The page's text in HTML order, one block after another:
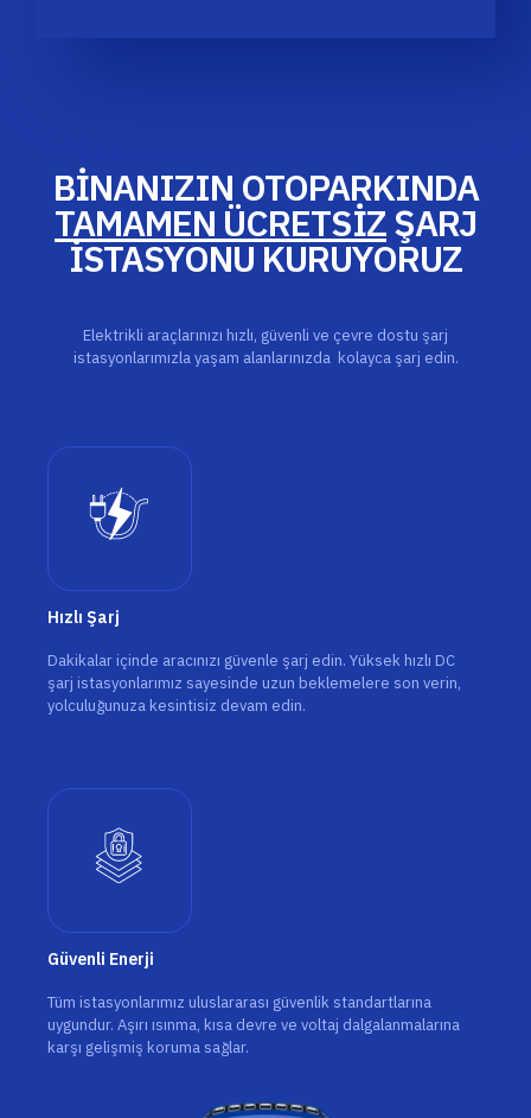
BİNANIZIN OTOPARKINDA
TAMAMEN ÜCRETSİZŞARJ
İSTASYONU KURUYORUZ
Elektrikli araçlarınızı hızlı, güvenli ve çevre dostu şarj
istasyonlarımızla yaşam alanlarınızda kolayca şarj edin.
Hızlı Şarj
Dakikalar içinde aracınızı güvenle şarj edin. Yüksek hızlı DC
şarj istasyonlarımız sayesinde uzun beklemelere son verin,
yolculuğunuza kesintisiz devam edin.
Güvenli Enerji
Tüm istasyonlarımız uluslararası güvenlik standartlarına
uygundur. Aşırı ısınma, kısa devre ve voltaj dalgalanmalarına
karşı gelişmiş koruma sağlar.